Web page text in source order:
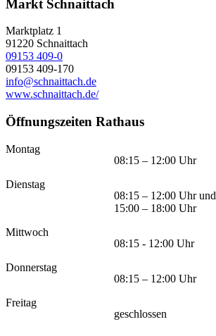
Markt Schnaittach
Marktplatz 1
91220 Schnaittach
09153 409-0
09153 409-170
info@schnaittach.de
www.schnaittach.de/
Öffnungszeiten Rathaus
Montag
08:15 – 12:00 Uhr
Dienstag
08:15 – 12:00 Uhr und
15:00 – 18:00 Uhr
Mittwoch
08:15 - 12:00 Uhr
Donnerstag
08:15 – 12:00 Uhr
Freitag
geschlossen